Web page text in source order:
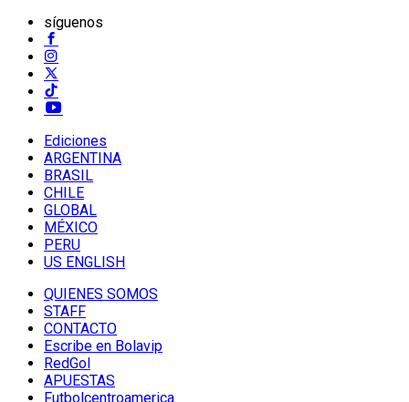
síguenos
Ediciones
ARGENTINA
BRASIL
CHILE
GLOBAL
MÉXICO
PERU
US ENGLISH
QUIENES SOMOS
STAFF
CONTACTO
Escribe en Bolavip
RedGol
APUESTAS
Futbolcentroamerica